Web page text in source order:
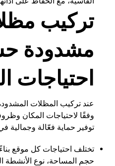
تركيب
مشدودة
احتياجات
عند تركيب المظلات
وفقًا لاحتياجات المكان
توفير حماية فعّالة وجمالية
تختلف احتياجات كل موقع
حجم المساحة، نوع الأنشطة